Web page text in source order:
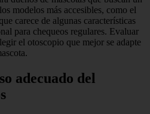
modelos más accesibles, como el
carece de algunas características
para chequeos regulares. Evaluar
el otoscopio que mejor se adapte
adecuado del